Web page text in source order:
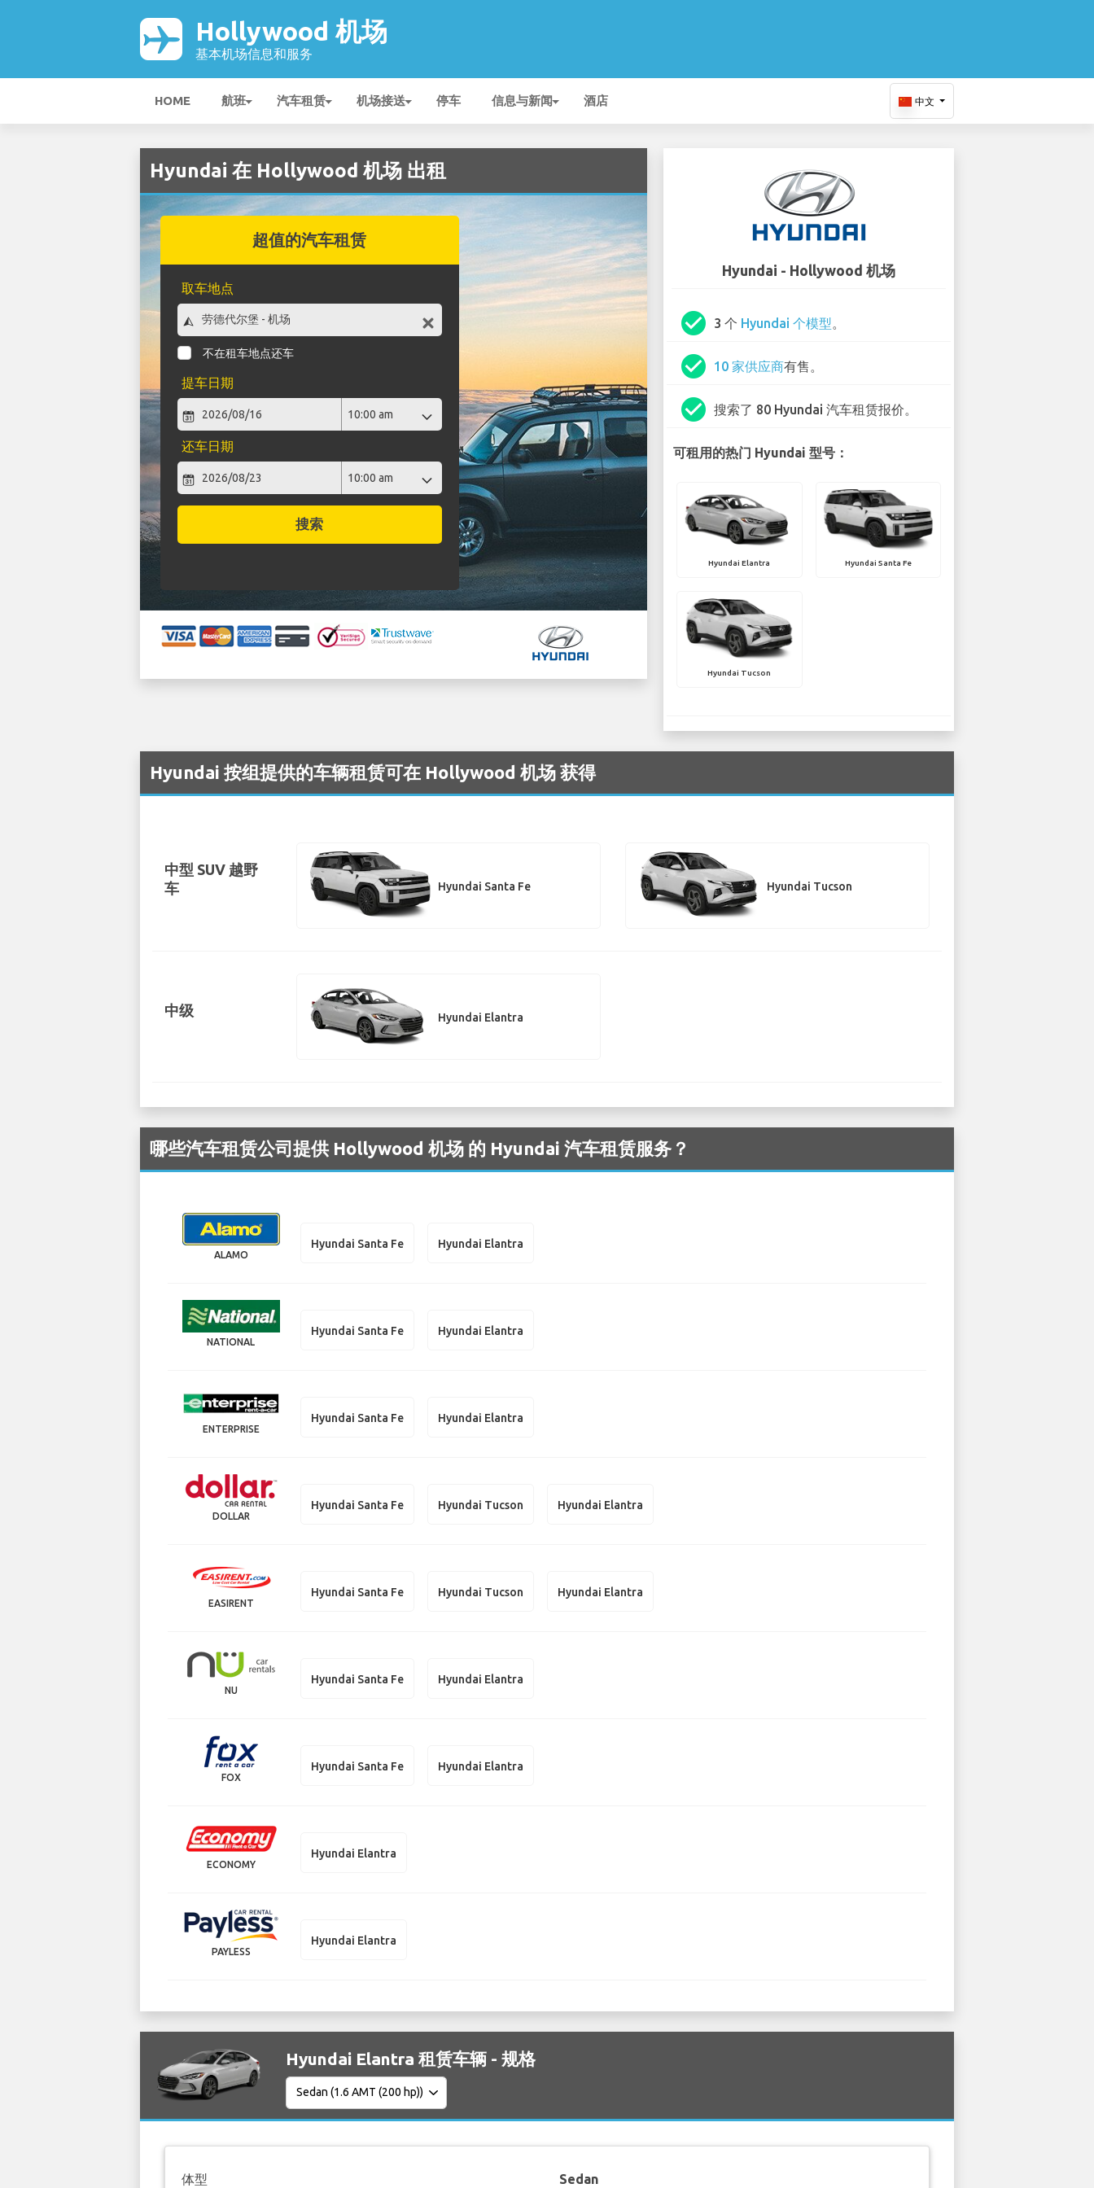
Hollywood 机场
基本机场信息和服务
HOME 航班 汽车租赁 机场接送 停车 信息与新闻 酒店 中文
Hyundai 在 Hollywood 机场 出租
超值的汽车租赁
取车地点
不在租车地点还车
提车日期
还车日期
搜索
Hyundai - Hollywood 机场
check_circle 3 个 Hyundai 个模型。
check_circle 10 家供应商有售。
check_circle 搜索了 80 Hyundai 汽车租赁报价。
可租用的热门 Hyundai 型号：
Hyundai Elantra Hyundai Santa Fe
Hyundai Tucson
Hyundai 按组提供的车辆租赁可在 Hollywood 机场 获得
中型 SUV 越野
车
Hyundai Santa Fe Hyundai Tucson
中级 Hyundai Elantra
哪些汽车租赁公司提供 Hollywood 机场 的 Hyundai 汽车租赁服务？
ALAMO
Hyundai Santa Fe Hyundai Elantra
NATIONAL
Hyundai Santa Fe Hyundai Elantra
ENTERPRISE
Hyundai Santa Fe Hyundai Elantra
DOLLAR
Hyundai Santa Fe Hyundai Tucson Hyundai Elantra
EASIRENT
Hyundai Santa Fe Hyundai Tucson Hyundai Elantra
NU
Hyundai Santa Fe Hyundai Elantra
FOX
Hyundai Santa Fe Hyundai Elantra
ECONOMY
Hyundai Elantra
PAYLESS
Hyundai Elantra
Hyundai Elantra 租赁车辆 - 规格
体型 Sedan